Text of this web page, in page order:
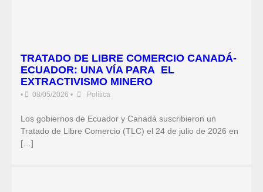
TRATADO DE LIBRE COMERCIO CANADÁ-
ECUADOR: UNA VÍA PARA EL
EXTRACTIVISMO MINERO
• 08/05/2026 • Política
Los gobiernos de Ecuador y Canadá suscribieron un
Tratado de Libre Comercio (TLC) el 24 de julio de 2026 en
[…]